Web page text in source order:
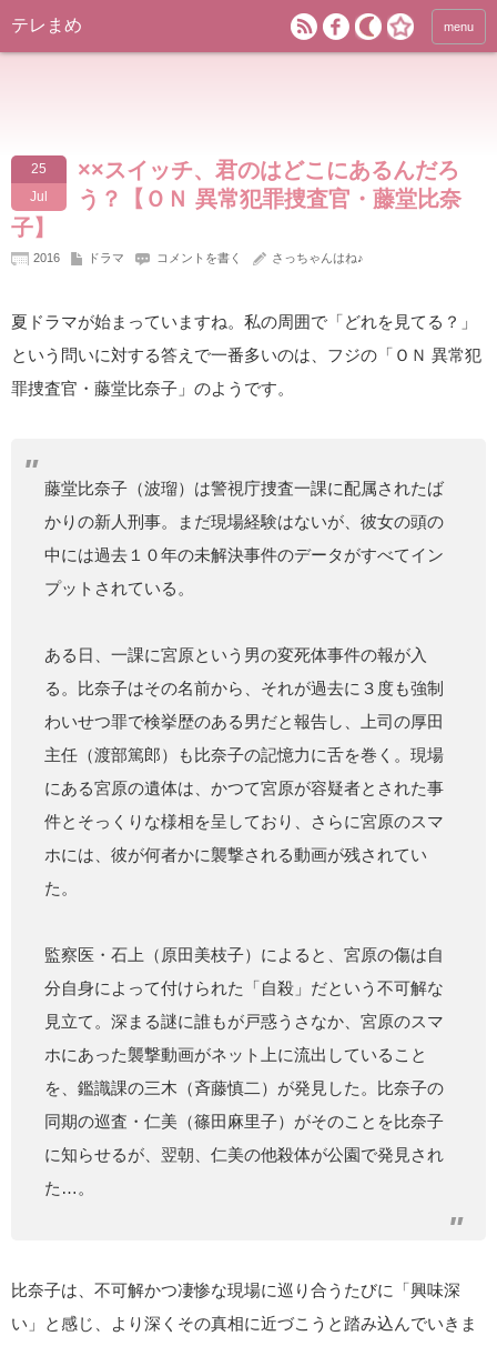
テレまめ menu
25
Jul
××スイッチ、君のはどこにあるんだろ
う？【ＯＮ 異常犯罪捜査官・藤堂比奈
子】
2016 ドラマ コメントを書く さっちゃんはね♪
夏ドラマが始まっていますね。私の周囲で「どれを見てる？」
という問いに対する答えで一番多いのは、フジの「ＯＮ 異常犯
罪捜査官・藤堂比奈子」のようです。
藤堂比奈子（波瑠）は警視庁捜査一課に配属されたば
かりの新人刑事。まだ現場経験はないが、彼女の頭の
中には過去１０年の未解決事件のデータがすべてイン
プットされている。
ある日、一課に宮原という男の変死体事件の報が入
る。比奈子はその名前から、それが過去に３度も強制
わいせつ罪で検挙歴のある男だと報告し、上司の厚田
主任（渡部篤郎）も比奈子の記憶力に舌を巻く。現場
にある宮原の遺体は、かつて宮原が容疑者とされた事
件とそっくりな様相を呈しており、さらに宮原のスマ
ホには、彼が何者かに襲撃される動画が残されてい
た。
監察医・石上（原田美枝子）によると、宮原の傷は自
分自身によって付けられた「自殺」だという不可解な
見立て。深まる謎に誰もが戸惑うさなか、宮原のスマ
ホにあった襲撃動画がネット上に流出していること
を、鑑識課の三木（斉藤慎二）が発見した。比奈子の
同期の巡査・仁美（篠田麻里子）がそのことを比奈子
に知らせるが、翌朝、仁美の他殺体が公園で発見され
た…。
比奈子は、不可解かつ凄惨な現場に巡り合うたびに「興味深
い」と感じ、より深くその真相に近づこうと踏み込んでいきま